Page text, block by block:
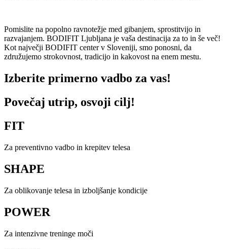
Pomislite na popolno ravnotežje med gibanjem, sprostitvijo in
razvajanjem. BODIFIT Ljubljana je vaša destinacija za to in še več!
Kot največji BODIFIT center v Sloveniji, smo ponosni, da
združujemo strokovnost, tradicijo in kakovost na enem mestu.
Izberite primerno vadbo za vas!
Povečaj utrip, osvoji cilj!
FIT
Za preventivno vadbo in krepitev telesa
SHAPE
Za oblikovanje telesa in izboljšanje kondicije
POWER
Za intenzivne treninge moči